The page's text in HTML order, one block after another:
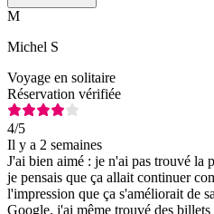
M
Michel S
Voyage en solitaire
Réservation vérifiée
4/5
Il y a 2 semaines
J'ai bien aimé : je n'ai pas trouvé la
je pensais que ça allait continuer
l'impression que ça s'améliorait de
Google, j'ai même trouvé des